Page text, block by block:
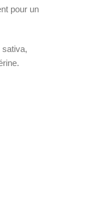
pour un
sativa,